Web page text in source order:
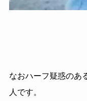
なおハーフ疑惑のあ
人です。